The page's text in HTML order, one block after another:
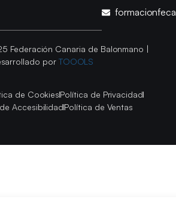
Federación Canaria de Balonmano |
por TOOOLS
de CookiesPolítica de Privacidad
AccesibilidadPolítica de Ventas